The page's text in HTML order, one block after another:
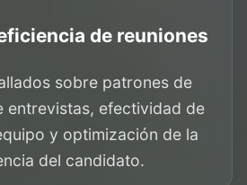
de reuniones
sobre patrones de
entrevistas, efectividad de
y optimización de la
del candidato.